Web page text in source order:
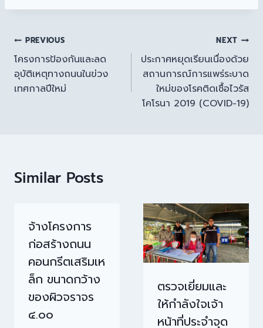
PREVIOUS
โครงการป้องกันและลด
อุบัติเหตุทางถนนในข่วง
เทศกาลปีใหม่
NEXT
ประกาศหยุดเรียนเนื่องด้วย
สถานการณ์การแพร่ระบาด
ใหม่ของโรคติดเชื้อไวรัส
โคโรนา 2019 (COVID-19)
Similar Posts
จ้างโครงการ
ก่อสร้างถนน
คอนกรีตเสริมเห
ล็ก ขนาดกว้าง
ของผิวจราจร
๔.๐๐
ตรวจเยี่ยมและ
ให้กำลังใจเจ้า
หน้าที่ประจำจุด